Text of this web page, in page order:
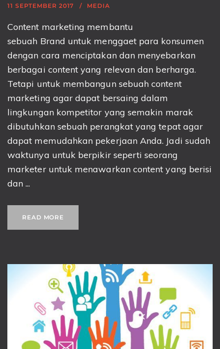
11 SEPTEMBER 2017 MEDIA
Content marketing membantu
sebuah Brand untuk menggaet para konsumen
dengan cara menciptakan dan menyebarkan
berbagai content yang relevan dan berharga.
Tetapi untuk membangun sebuah content
marketing agar dapat bersaing dalam
lingkungan kompetitor yang semakin marak
dibutuhkan sebuah perangkat yang tepat agar
dapat memudahkan pekerjaan Anda. Jadi sudah
waktunya untuk berpikir seperti seorang
marketer untuk menawarkan content yang berisi
dan ...
READ MORE